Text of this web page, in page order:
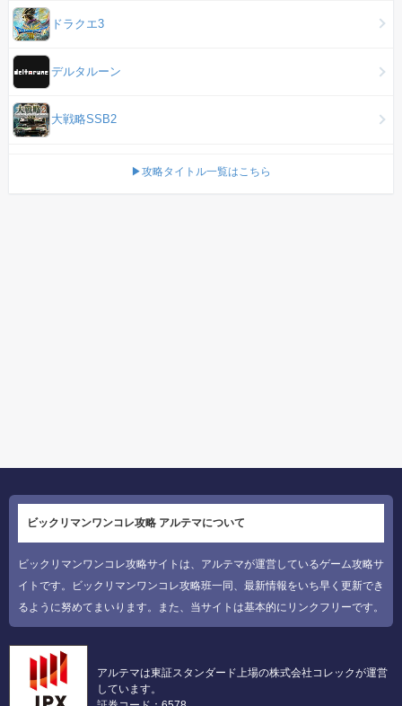
ドラクエ3
デルタルーン
大戦略SSB2
▶攻略タイトル一覧はこちら
ビックリマンワンコレ攻略 アルテマについて
ビックリマンワンコレ攻略サイトは、アルテマが運営しているゲーム攻略サ
イトです。ビックリマンワンコレ攻略班一同、最新情報をいち早く更新でき
るように努めてまいります。また、当サイトは基本的にリンクフリーです。
アルテマは東証スタンダード上場の株式会社コレックが運営
しています。